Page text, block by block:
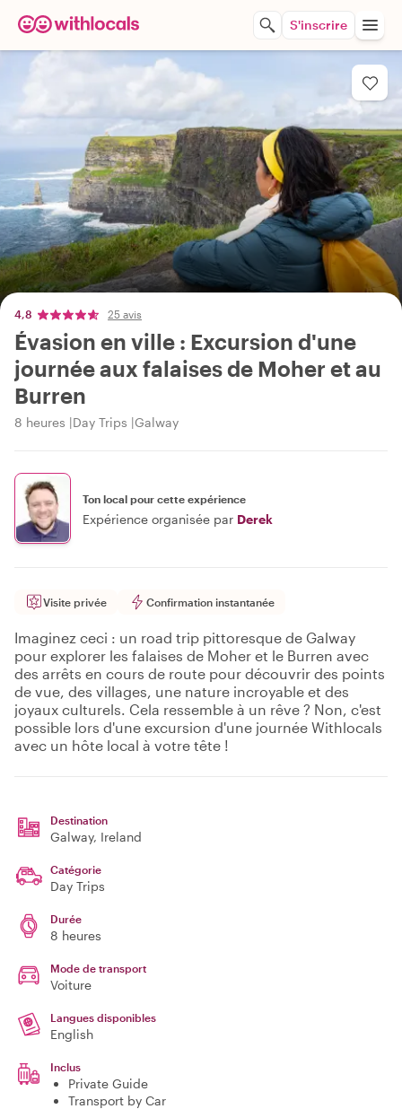
S'inscrire
4,8 25 avis
Évasion en ville : Excursion d'une
journée aux falaises de Moher et au
Burren
8 heures Day Trips Galway
Ton local pour cette expérience
Expérience organisée par Derek
Visite privée Confirmation instantanée
Imaginez ceci : un road trip pittoresque de Galway
pour explorer les falaises de Moher et le Burren avec
des arrêts en cours de route pour découvrir des points
de vue, des villages, une nature incroyable et des
joyaux culturels. Cela ressemble à un rêve ? Non, c'est
possible lors d'une excursion d'une journée Withlocals
avec un hôte local à votre tête !
Destination
Galway, Ireland
Catégorie
Day Trips
Durée
8 heures
Mode de transport
Voiture
Langues disponibles
English
Inclus
Private Guide
Transport by Car